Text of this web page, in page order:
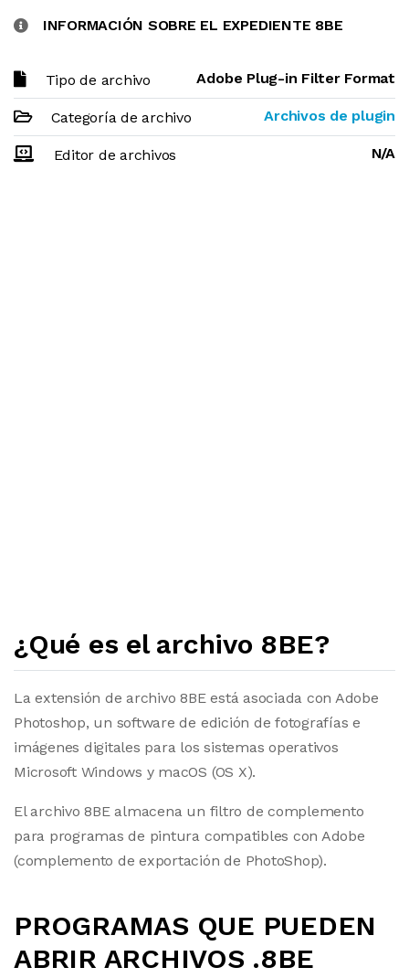
INFORMACIÓN SOBRE EL EXPEDIENTE 8BE
Tipo de archivo Adobe Plug-in Filter Format
Categoría de archivo Archivos de plugin
Editor de archivos N/A
¿Qué es el archivo 8BE?
La extensión de archivo 8BE está asociada con Adobe
Photoshop, un software de edición de fotografías e
imágenes digitales para los sistemas operativos
Microsoft Windows y macOS (OS X).
El archivo 8BE almacena un filtro de complemento
para programas de pintura compatibles con Adobe
(complemento de exportación de PhotoShop).
PROGRAMAS QUE PUEDEN
ABRIR ARCHIVOS .8BE